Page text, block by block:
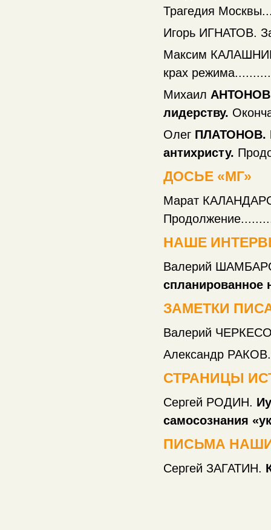
Трагедия
Игорь ИГНАТОВ.
Максим
крах
Михаил АНТОНОВ.
лидерству.
Олег ПЛАТОНОВ.
антихристу.
ДОСЬЕ «МГ»
Марат
НАШЕ
Валерий
спланированное
ЗАМЕТКИ
Валерий
Александр РАКОВ.
СТРАНИЦЫ
Сергей РОДИН.
самосознания
ПИСЬМА
Сергей ЗАГАТИН.